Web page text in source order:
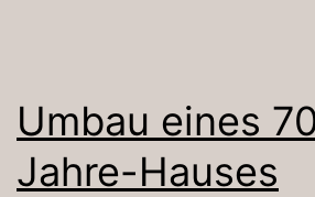
Umbau eines
Jahre-Hauses